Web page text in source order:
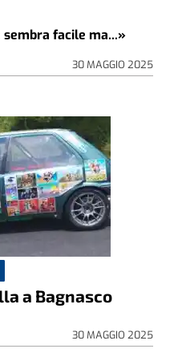
sembra facile ma...»
30 MAGGIO 2025
a Bagnasco
30 MAGGIO 2025